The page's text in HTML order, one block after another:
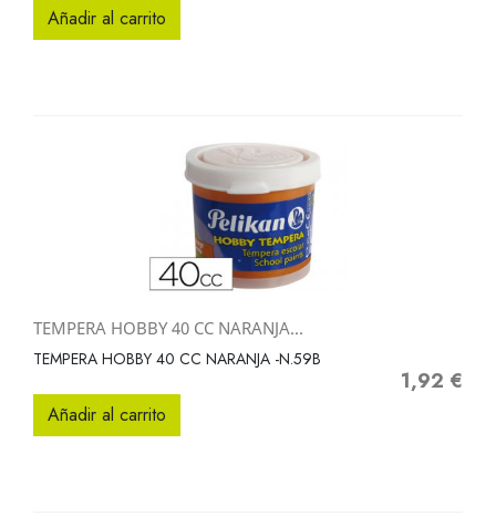
Añadir al carrito
TEMPERA HOBBY 40 CC NARANJA...
TEMPERA HOBBY 40 CC NARANJA -N.59B
Precio
1,92 €
Añadir al carrito